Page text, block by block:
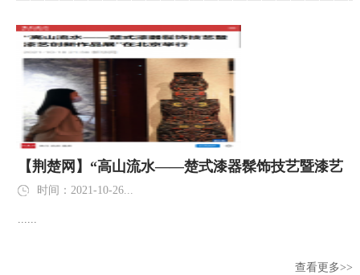
【荆楚网】“高山流水——楚式漆器髹饰技艺暨漆艺
创新作品展”在北京举行
时间：2021-10-26...
......
查看更多>>